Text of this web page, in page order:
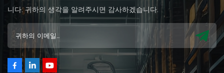
니다. 귀하의 생각을 알려주시면 감사하겠습니다.